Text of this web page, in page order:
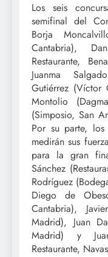
Los seis
semifinal del
Borja
Cantabria),
Restaurante,
Juanma
Gutiérrez (Víctor
Montolio
(Simposio, San
Por su parte,
medirán sus
para la gran
Sánchez
Rodríguez
Diego de
Cantabria),
Madrid), Juan
Madrid) y
Restaurante,